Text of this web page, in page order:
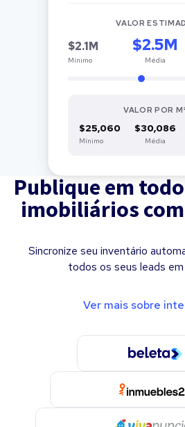
VALOR
$2.1M
Mínimo
$2.5M
Média
VALOR POR M²
$25,060
Mínimo
$30,086
Média
Publique em
imobiliários
Sincronize seu inventário
todos os seus leads em
Ver mais sobre